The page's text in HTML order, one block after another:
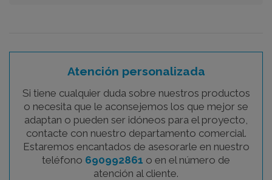
Atención personalizada
Si tiene cualquier duda sobre nuestros productos
o necesita que le aconsejemos los que mejor se
adaptan o pueden ser idóneos para el proyecto,
contacte con nuestro departamento comercial.
Estaremos encantados de asesorarle en nuestro
teléfono 690992861 o en el número de
atención al cliente.